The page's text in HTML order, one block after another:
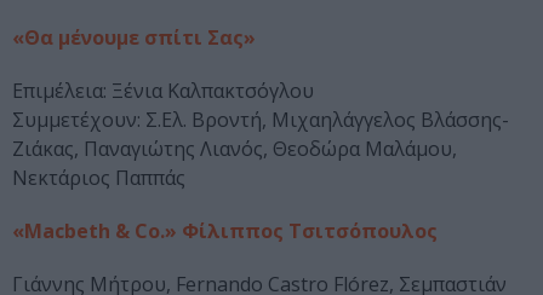
«Θα μένουμε σπίτι Σας»
Επιμέλεια: Ξένια Καλπακτσόγλου
Συμμετέχουν: Σ.Ελ. Βροντή, Μιχαηλάγγελος Βλάσσης-
Ζιάκας, Παναγιώτης Λιανός, Θεοδώρα Μαλάμου,
Νεκτάριος Παππάς
«Macbeth & Co.» Φίλιππος Τσιτσόπουλος
Γιάννης Μήτρου, Fernando Castro Flórez, Σεμπαστιάν